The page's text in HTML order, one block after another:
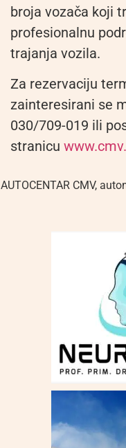
broja vozača koji
profesionalnu
trajanja vozila.
Za rezervaciju
zainteresirani se
030/709-019 ili
stranicu
AUTOCENTAR CMV,